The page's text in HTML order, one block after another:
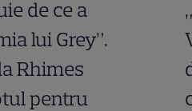
de ce a
lui Grey”.
Rhimes
pentru